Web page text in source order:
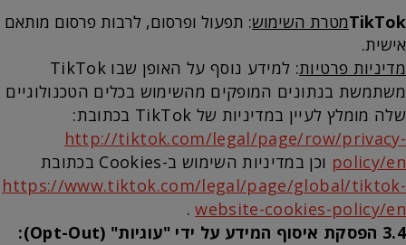
TikTokמטרת השימוש: תפעול ופרסום, לרבות פרסום מותאם
אישית.
מדיניות פרטיות
: למידע נוסף על האופן שבו TikTok
משתמשת בנתונים המופקים מהשימוש בכלים הטכנולוגיים
שלה מומלץ לעיין במדיניות של TikTok בכתובת:
http://tiktok.com/legal/page/row/privacy-
policy/en וכן במדיניות השימוש ב-Cookies בכתובת
https://www.tiktok.com/legal/page/global/tiktok-
website-cookies-policy/en
.
3.4 הפסקת איסוף המידע על ידי "עוגיות" (Opt-Out):